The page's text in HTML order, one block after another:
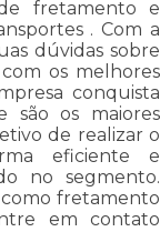
fretamento e
. Com a
dúvidas sobre
os melhores
conquista
são os maiores
de realizar o
eficiente e
no segmento.
como fretamento
em contato